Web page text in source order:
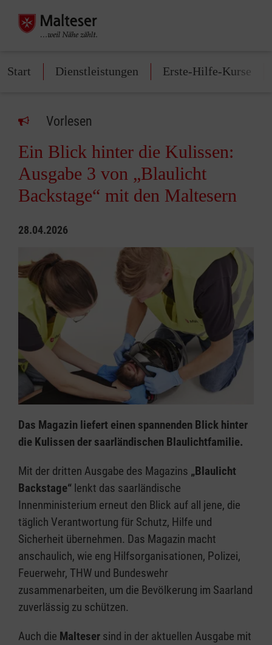
Start Dienstleistungen Erste-Hilfe-Kurse
Vorlesen
Ein Blick hinter die Kulissen:
Ausgabe 3 von „Blaulicht
Backstage“ mit den Maltesern
28.04.2026
Das Magazin liefert einen spannenden Blick hinter
die Kulissen der saarländischen Blaulichtfamilie.
Mit der dritten Ausgabe des Magazins „Blaulicht
Backstage“ lenkt das saarländische
Innenministerium erneut den Blick auf all jene, die
täglich Verantwortung für Schutz, Hilfe und
Sicherheit übernehmen. Das Magazin macht
anschaulich, wie eng Hilfsorganisationen, Polizei,
Feuerwehr, THW und Bundeswehr
zusammenarbeiten, um die Bevölkerung im Saarland
zuverlässig zu schützen.
Auch die Malteser sind in der aktuellen Ausgabe mit